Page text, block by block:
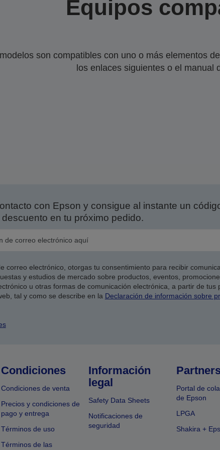
Equipos
son compatibles con uno o más elementos
los enlaces siguientes o el manual
con Epson y consigue al instante un
en tu próximo pedido.
correo electrónico, otorgas tu consentimiento para recibir
y estudios de mercado sobre productos, eventos,
u otras formas de comunicación electrónica, a partir de tus
tal y como se describe en la Declaración de información sobre
Condiciones
Condiciones de venta
Precios y condiciones de
pago y entrega
Términos de uso
Términos de las
Información
legal
Safety Data Sheets
Notificaciones de
seguridad
Portal de
de Epson
LPGA
Shakira +